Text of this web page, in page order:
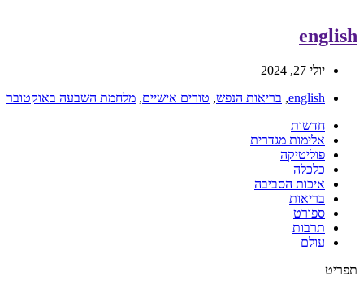
english
יולי 27, 2024
english
, בריאות הנפש, טורים אישיים, מלחמת השבעה באוקטובר
חדשות
אלימות מגדרית
פוליטיקה
כלכלה
איכות הסביבה
בריאות
ספורט
תרבות
עולם
תפריט